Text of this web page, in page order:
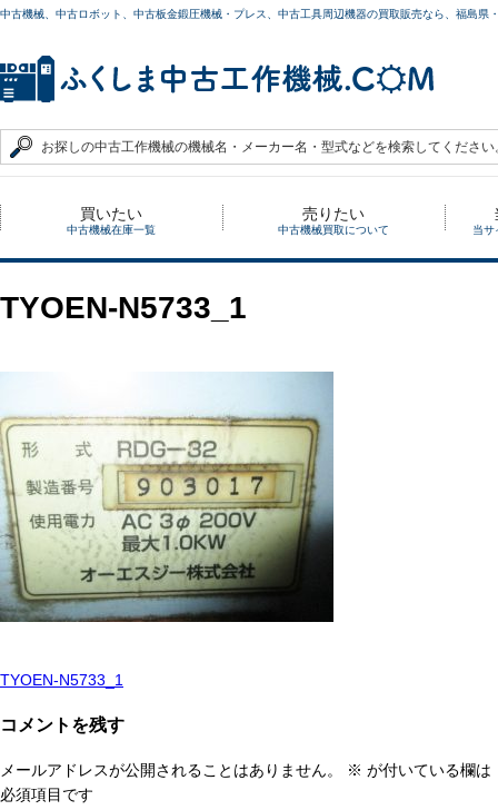
中古機械、中古ロボット、中古板金鍛圧機械・プレス、中古工具周辺機器の買取販売なら、福島
買いたい
中古機械在庫一覧
売りたい
中古機械買取について 当サ
TYOEN-N5733_1
投
稿
ナ
ビ
TYOEN-N5733_1
コメントを残す
メールアドレスが公開されることはありません。 ※ が付いている欄は
必須項目です